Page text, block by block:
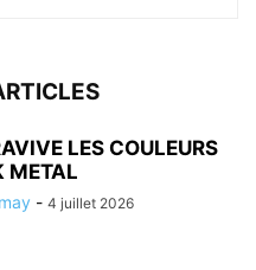
LES COULEURS
METAL
- 4 juillet 2026